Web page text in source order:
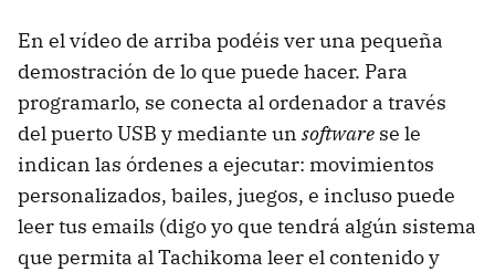
En el vídeo de arriba podéis ver una pequeña
demostración de lo que puede hacer. Para
programarlo, se conecta al ordenador a través
del puerto USB y mediante un software se le
indican las órdenes a ejecutar: movimientos
personalizados, bailes, juegos, e incluso puede
leer tus emails (digo yo que tendrá algún sistema
que permita al Tachikoma leer el contenido y